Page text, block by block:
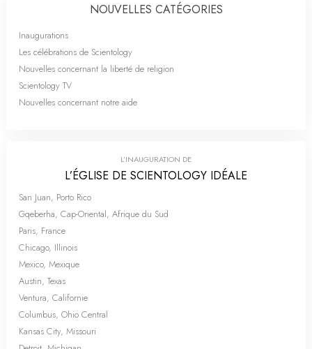
NOUVELLES CATÉGORIES
Inaugurations
Les célébrations de Scientology
Nouvelles concernant la liberté de religion
Scientology TV
Nouvelles concernant notre aide
L’INAUGURATION DE
L’ÉGLISE DE SCIENTOLOGY IDÉALE
San Juan, Porto Rico
Gqeberha, Cap-Oriental, Afrique du Sud
Paris, France
Chicago, Illinois
Mexico, Mexique
Austin, Texas
Ventura, Californie
Columbus, Ohio Central
Kansas City, Missouri